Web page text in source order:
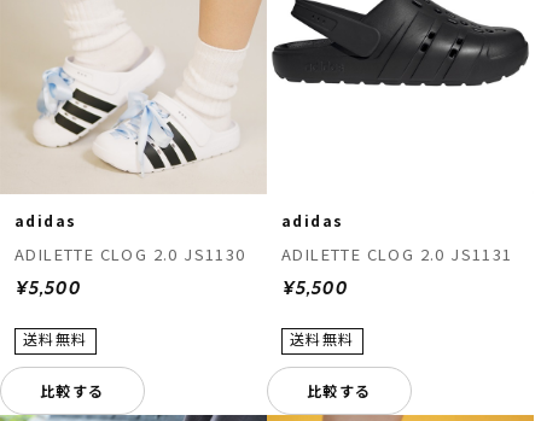
adidas
ADILETTE CLOG 2.0 JS1130
¥5,500
比較する
adidas
ADILETTE CLOG 2.0 JS1131
¥5,500
比較する